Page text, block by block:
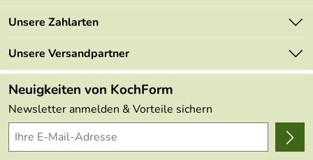
Mehrwertsteuerfrei
Retourenportal
FAQs
Lieferbedingungen
Delivery Terms
Kundenlogin
Marken
Angebote
Made in Germany
Themen
Wir über uns
Presse
Unsere Zahlarten
Unsere Versandpartner
Neuigkeiten von KochForm
Newsletter anmelden & Vorteile sichern